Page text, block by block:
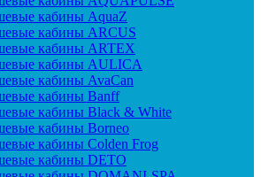
кабины AquaZ
кабины ARCUS
кабины ARTEX
кабины AULICA
кабины AvaCan
кабины Banff
кабины Black & White
кабины Borneo
кабины Colden Frog
кабины DETO